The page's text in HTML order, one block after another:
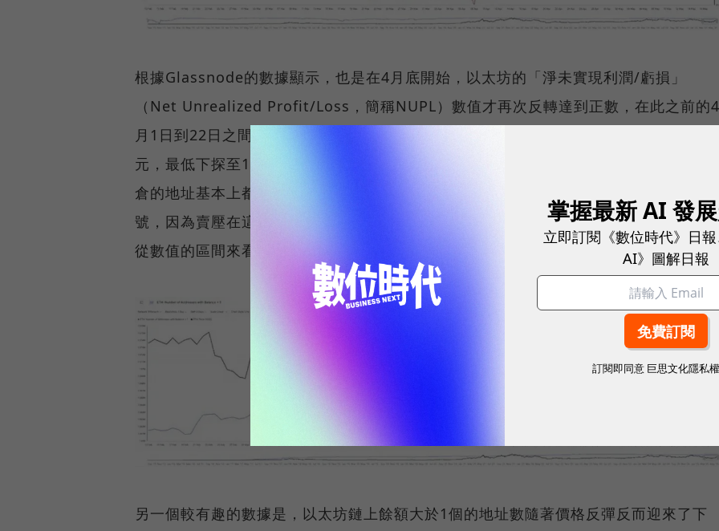
根據Glassnode的數據顯示，也是在4月底開始，以太坊的「淨未實現利潤/虧損」
（Net Unrealized Profit/Loss，簡稱NUPL）數值才再次反轉達到正數，在此之前的4
月1日到22日之間，NUPL數值始終為負數。這段時間內以太坊的價格跌破了1,800美
元，最低下探至1,385美元，也就是說，當以太坊的價格跌至1,800美元以下時，整體持
倉的地址基本上都處於虧損狀態。不過，這種負值的數據有時也顯示是市場底部的訊
號，因為賣壓在這個階段接近枯竭。不過，截至5月17日，NUPL數值最高達到0.328，
從數值的區間來看，仍處於多頭初期或復甦期，還未達到極度樂觀的階段。
另一個較有趣的數據是，以太坊鏈上餘額大於1個的地址數隨著價格反彈反而迎來了下
掌握最新 AI 發
立即訂閱《數位時代》日
AI》圖解日報
訂閱即同意 巨思文化隱私